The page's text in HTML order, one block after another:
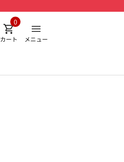
カート
0
メニュー